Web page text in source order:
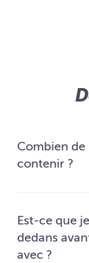
Combien
contenir ?
Est-ce que
dedans
avec ?